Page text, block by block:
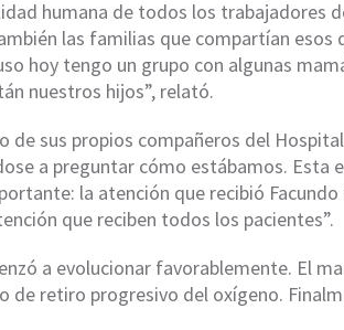
humana de todos los trabajadores
las familias que compartían esos
hoy tengo un grupo con algunas
nuestros hijos”, relató.
sus propios compañeros del
a preguntar cómo estábamos. Esta
la atención que recibió Facundo
que reciben todos los pacientes”.
a evolucionar favorablemente. El
de retiro progresivo del oxígeno.